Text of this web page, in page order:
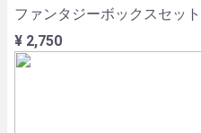
ファンタジーボックスセット
¥ 2,750